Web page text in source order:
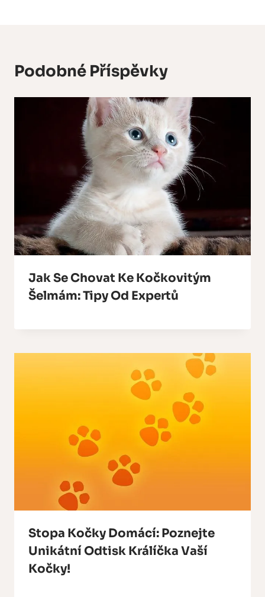
Podobné Příspěvky
Jak Se Chovat Ke Kočkovitým
Šelmám: Tipy Od Expertů
Stopa Kočky Domácí: Poznejte
Unikátní Odtisk Králíčka Vaší
Kočky!